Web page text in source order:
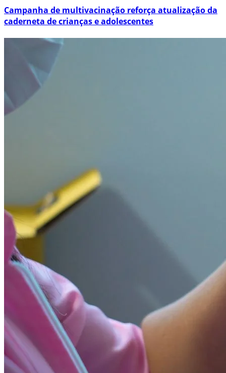
Campanha de multivacinação reforça atualização da
caderneta de crianças e adolescentes